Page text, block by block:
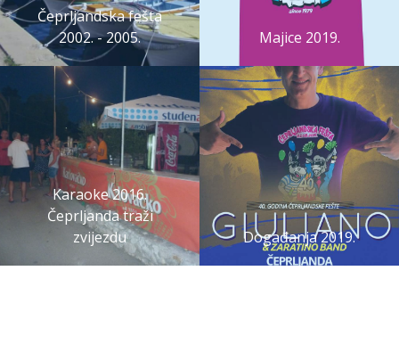
Čeprljandska fešta
2002. - 2005.
Majice 2019.
Karaoke 2016.
Čeprljanda traži
zvijezdu
Događanja 2019.